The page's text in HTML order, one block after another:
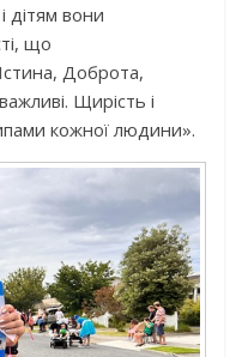
дітям вони
що
Доброта,
Щирість і
кожної людини».